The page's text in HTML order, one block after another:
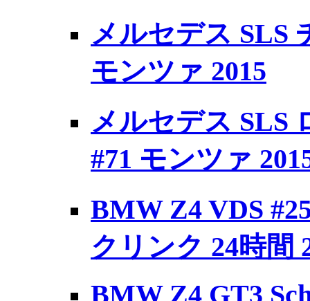
メルセデス SLS
モンツァ 2015
メルセデス SLS
#71 モンツァ
BMW Z4 VDS
クリンク 24時間
BMW Z4 GT3